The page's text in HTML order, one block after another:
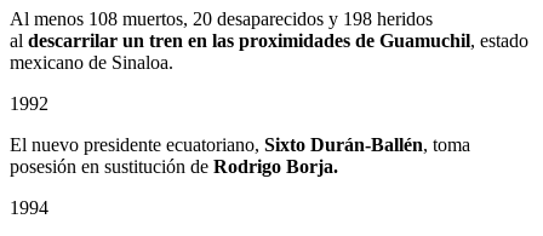
Al menos 108 muertos, 20 desaparecidos y 198 heridos
al descarrilar un tren en las proximidades de Guamuchil, estado
mexicano de Sinaloa.
1992
El nuevo presidente ecuatoriano, Sixto Durán-Ballén, toma
posesión en sustitución de Rodrigo Borja.
1994